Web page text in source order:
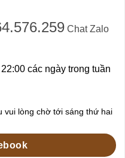
Chat Zalo
các ngày trong tuần
vui lòng chờ tới sáng thứ hai